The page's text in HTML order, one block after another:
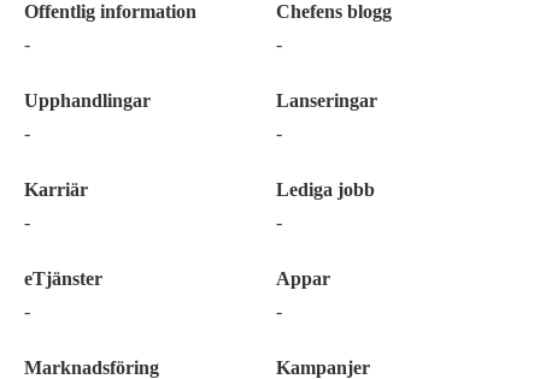
Offentlig information
-
Chefens blogg
-
Upphandlingar
-
Lanseringar
-
Karriär
-
Lediga jobb
-
eTjänster
-
Appar
-
Marknadsföring
Kampanjer